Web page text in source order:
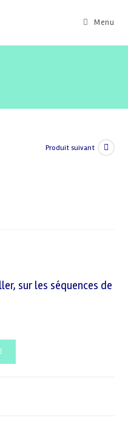
Menu
Produit suivant
sur les séquences de